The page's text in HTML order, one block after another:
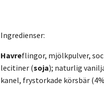
Ingredienser:
Havreflingor, mjölkpulver,
lecitiner (soja); naturlig
kanel, frystorkade körsbär